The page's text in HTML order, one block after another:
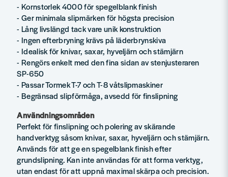
- Kornstorlek 4000 för spegelblank finish
- Ger minimala slipmärken för högsta precision
- Lång livslängd tack vare unik konstruktion
- Ingen efterbryning krävs på läderbrynskiva
- Idealisk för knivar, saxar, hyveljärn och stämjärn
- Rengörs enkelt med den fina sidan av stenjusteraren
SP-650
- Passar Tormek T-7 och T-8 våtslipmaskiner
- Begränsad slipförmåga, avsedd för finslipning
Användningsområden
Perfekt för finslipning och polering av skärande
handverktyg såsom knivar, saxar, hyveljärn och stämjärn.
Används för att ge en spegelblank finish efter
grundslipning. Kan inte användas för att forma verktyg,
utan endast för att uppnå maximal skärpa och precision.